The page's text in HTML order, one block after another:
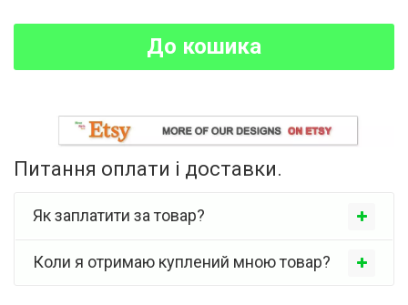
До кошика
Питання оплати і доставки.
Як заплатити за товар?
Коли я отримаю куплений мною товар?